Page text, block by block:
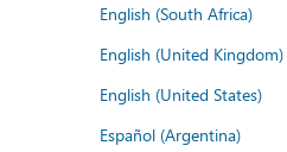
English (South Africa)
English (United Kingdom)
English (United States)
Español (Argentina)